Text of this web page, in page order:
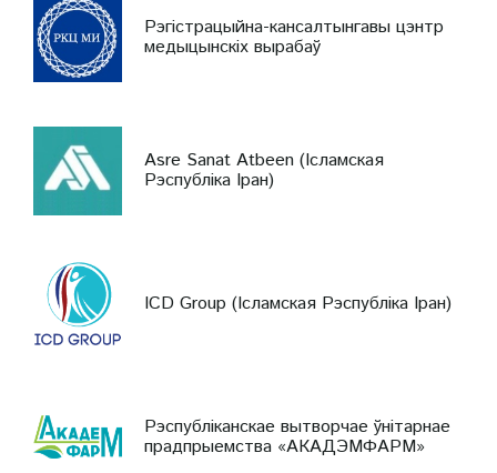
Рэгістрацыйна-кансалтынгавы цэнтр
медыцынскіх вырабаў
Asre Sanat Atbeen (Ісламская
Рэспубліка Іран)
ICD Group (Ісламская Рэспубліка Іран)
Рэспубліканскае вытворчае ўнітарнае
прадпрыемства «АКАДЭМФАРМ»